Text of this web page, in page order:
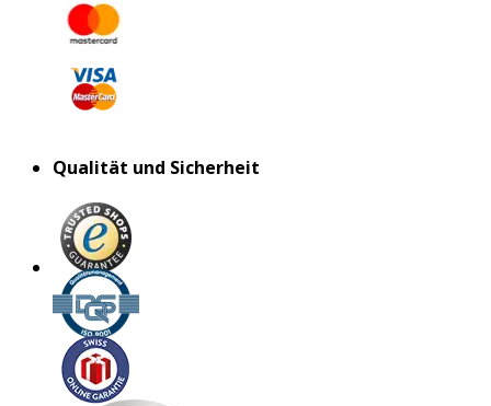
Qualität und Sicherheit